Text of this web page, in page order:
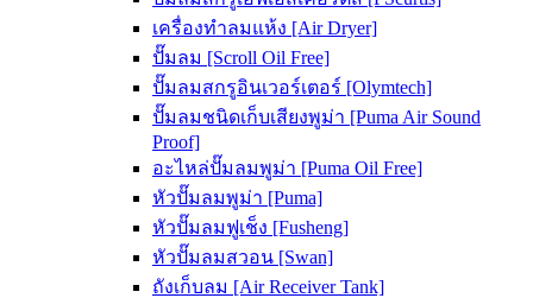
เครื่องทำลมแห้ง [Air Dryer]
ปั๊มลม [Scroll Oil Free]
ปั๊มลมสกรูอินเวอร์เตอร์ [Olymtech]
ปั๊มลมชนิดเก็บเสียงพูม่า [Puma Air Sound
Proof]
อะไหล่ปั๊มลมพูม่า [Puma Oil Free]
หัวปั๊มลมพูม่า [Puma]
หัวปั๊มลมฟูเช็ง [Fusheng]
หัวปั๊มลมสวอน [Swan]
ถังเก็บลม [Air Receiver Tank]